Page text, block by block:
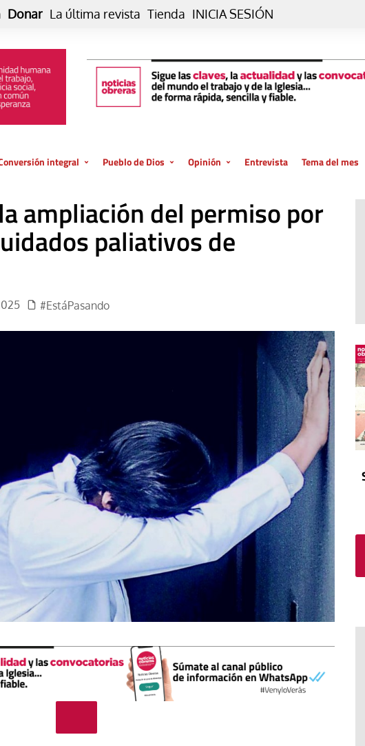
Donar La última revista Tienda INICIA SESIÓN
integral
de vida… es posible
El cuidado de la creación
Experiencia
Libro
Pueblo de Dios
La oración de cada día
Vaticano
El atrio
In memoriam
Opinión
Blog De paso…
Blog Eutopía
Tribuna
Blog Sembrando sueños,
recogiendo humanidad
Blog Mensajes guardados
Entrevista Tema del mes
ampliación del permiso por
paliativos de
#EstáPasando